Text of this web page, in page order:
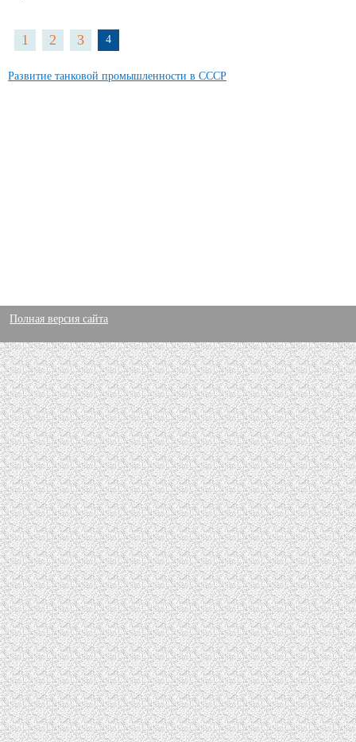
1 2 3 4
Развитие танковой промышленности в СССР
Полная версия сайта